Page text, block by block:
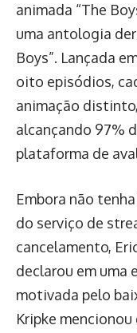
animada “The
uma antologia
Boys”. Lançada
oito episódios,
animação
alcançando 97%
plataforma de
Embora não
do serviço de
cancelamento,
declarou em uma
motivada pelo
Kripke